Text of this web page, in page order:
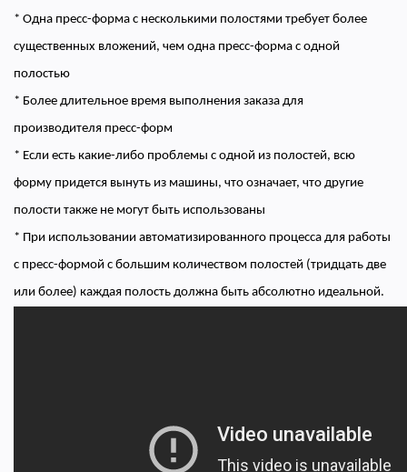
* Одна пресс-форма с несколькими полостями требует более
существенных вложений, чем одна пресс-форма с одной
полостью
* Более длительное время выполнения заказа для
производителя пресс-форм
* Если есть какие-либо проблемы с одной из полостей, всю
форму придется вынуть из машины, что означает, что другие
полости также не могут быть использованы
* При использовании автоматизированного процесса для работы
с пресс-формой с большим количеством полостей (тридцать две
или более) каждая полость должна быть абсолютно идеальной.